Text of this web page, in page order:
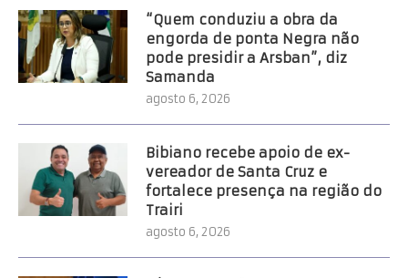
“Quem conduziu a obra da
engorda de ponta Negra não
pode presidir a Arsban”, diz
Samanda
agosto 6, 2026
Bibiano recebe apoio de ex-
vereador de Santa Cruz e
fortalece presença na região do
Trairi
agosto 6, 2026